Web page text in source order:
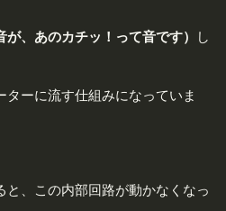
が、あのカチッ！って音です）
し
ーに流す仕組みになっていま
と、この内部回路が動かなくなっ